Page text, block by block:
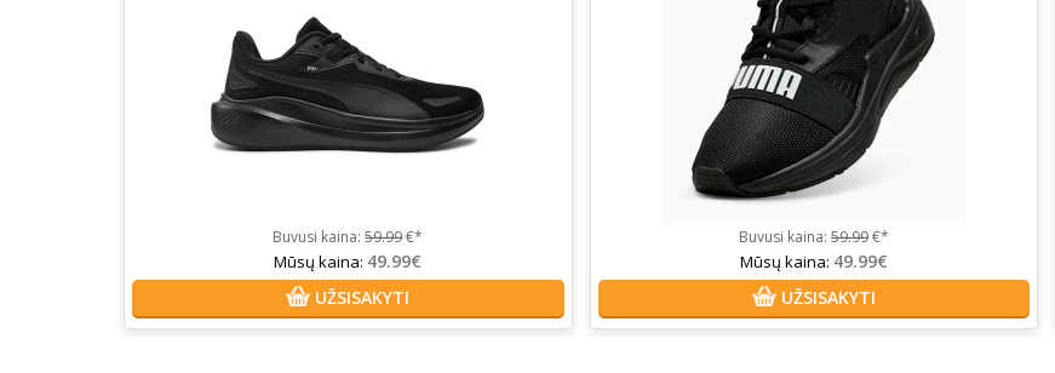
Buvusi kaina:59.99€*
Mūsų kaina: 49.99€
UŽSISAKYTI
Buvusi kaina: 59.99€*
Mūsų kaina: 49.99€
UŽSISAKYTI